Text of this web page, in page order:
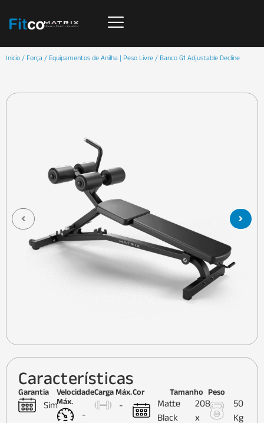
Início / Força / Equipamentos de Anilha | Peso Livre / Banco G1 Adjustable Decline
Características
Garantia
Sim
Velocidade
Máx.
-
Carga Máx.
-
Cor
Matte
Black
Tamanho
208
x
Peso
50
Kg